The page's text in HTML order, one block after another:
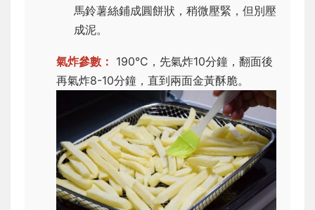
馬鈴薯絲鋪成圓餅狀，稍微壓緊，但別壓
成泥。
氣炸參數： 190°C，先氣炸10分鐘，翻面後
再氣炸8-10分鐘，直到兩面金黃酥脆。